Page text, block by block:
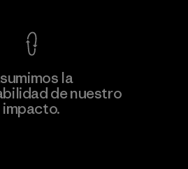
la
de nuestro
impacto.